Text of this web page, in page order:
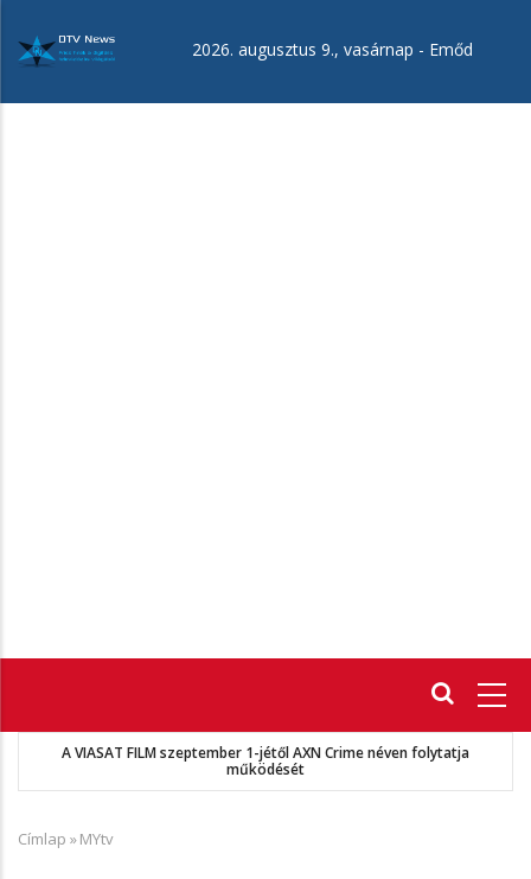
tartalomra
2026. augusztus 9., vasárnap - Emőd
A VIASAT FILM szeptember 1-jétől AXN Crime néven folytatja
működését
Morzsa
Címlap »MYtv